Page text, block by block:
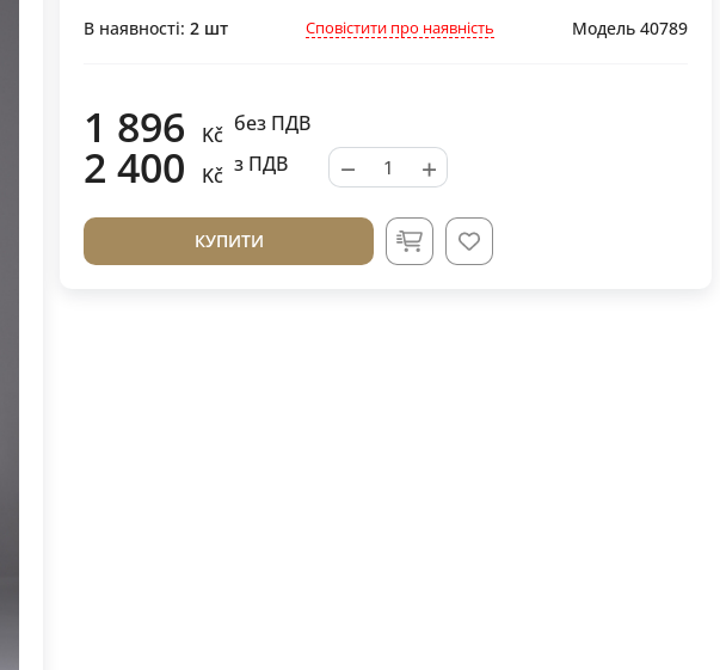
В наявності: 2 шт Сповістити про наявність Модель 40789
1 896 Kč без ПДВ
2 400 Kč з ПДВ − +
КУПИТИ